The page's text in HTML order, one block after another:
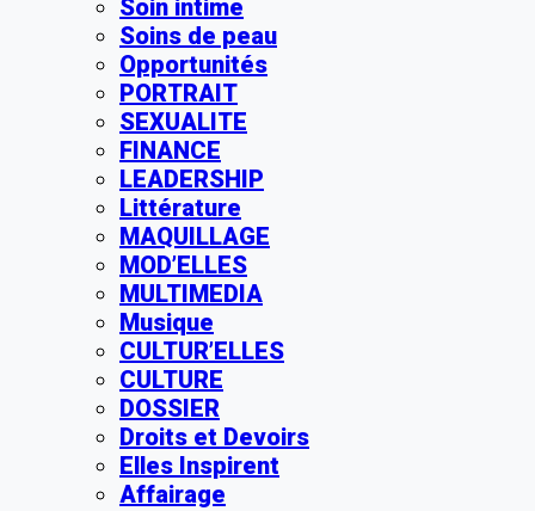
Soin intime
Soins de peau
Opportunités
PORTRAIT
SEXUALITE
FINANCE
LEADERSHIP
Littérature
MAQUILLAGE
MOD’ELLES
MULTIMEDIA
Musique
CULTUR’ELLES
CULTURE
DOSSIER
Droits et Devoirs
Elles Inspirent
Affairage